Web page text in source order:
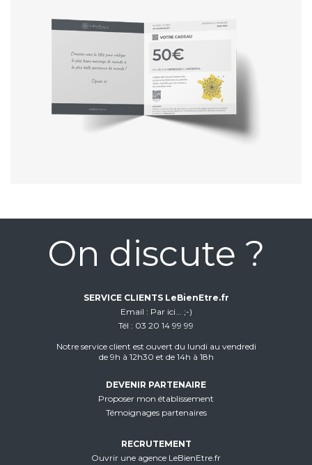
On discute ?
SERVICE CLIENTS LeBienEtre.fr
Email
Par ici... ;-)
Tél
03 20 14 99 99
Notre service client est ouvert du lundi au vendredi
de 9h à 12h30 et de 14h à 18h
DEVENIR PARTENAIRE
Proposer mon établissement
Témoignages partenaires
RECRUTEMENT
Ouvrir une agence LeBienEtre.fr